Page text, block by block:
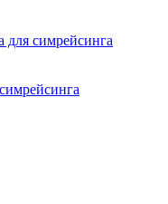
для симрейсинга